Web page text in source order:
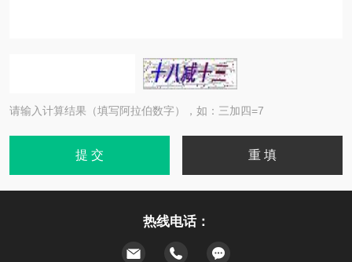
请输入计算结果（填写阿拉伯数字），如：三加四=7
热线电话：